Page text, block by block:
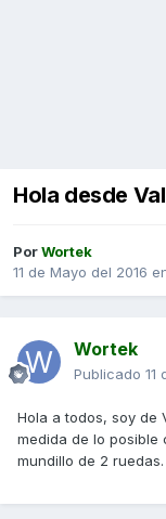
Hola desde
PorWortek
11 de Mayo del 2016
Wortek
Publicado 11
Hola a todos, soy de
medida de lo posible
mundillo de 2